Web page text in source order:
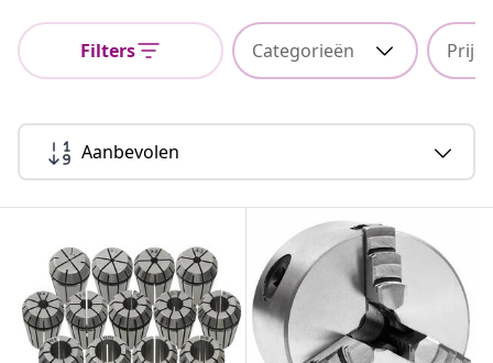
Filters Categorieën Prijs
Aanbevolen